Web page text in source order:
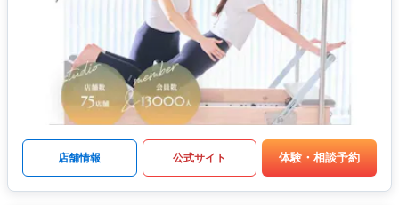
店舗情報 公式サイト 体験・相談予約